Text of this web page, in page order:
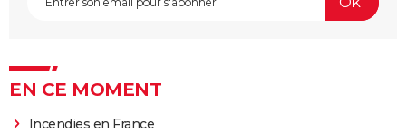
EN CE MOMENT
Incendies en France